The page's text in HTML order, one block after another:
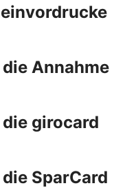
Annahme
girocard
SparCard